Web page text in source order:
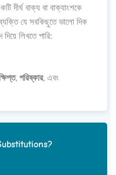
দীর্ঘ বাক্য বা বাক্যাংশকে
যে সবকিছুতে ভালো দিক
লিখতে পারি:
, পরিষ্কার, এবং